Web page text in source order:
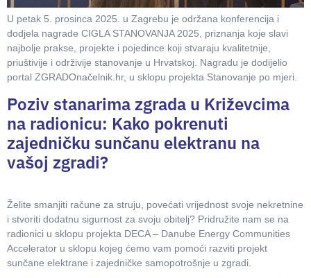
U petak 5. prosinca 2025. u Zagrebu je održana konferencija i
dodjela nagrade CIGLA STANOVANJA 2025, priznanja koje slavi
najbolje prakse, projekte i pojedince koji stvaraju kvalitetnije,
priuštivije i održivije stanovanje u Hrvatskoj. Nagradu je dodijelio
portal ZGRADOnačelnik.hr, u sklopu projekta Stanovanje po mjeri.
Poziv stanarima zgrada u Križevcima
na radionicu: Kako pokrenuti
zajedničku sunčanu elektranu na
vašoj zgradi?
Želite smanjiti račune za struju, povećati vrijednost svoje nekretnine
i stvoriti dodatnu sigurnost za svoju obitelj? Pridružite nam se na
radionici u sklopu projekta DECA – Danube Energy Communities
Accelerator u sklopu kojeg ćemo vam pomoći razviti projekt
sunčane elektrane i zajedničke samopotrošnje u zgradi.